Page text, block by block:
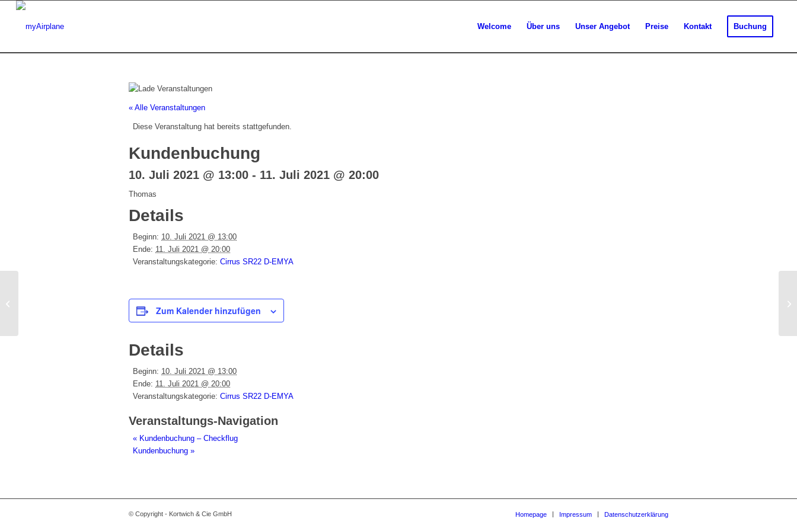
Welcome Über uns Unser Angebot Preise Kontakt Buchung
« Alle Veranstaltungen
Diese Veranstaltung hat bereits stattgefunden.
Kundenbuchung
10. Juli 2021 @ 13:00 - 11. Juli 2021 @ 20:00
Thomas
Details
Beginn: 10. Juli 2021 @ 13:00
Ende: 11. Juli 2021 @ 20:00
Veranstaltungskategorie: Cirrus SR22 D-EMYA
Zum Kalender hinzufügen
Details
Beginn: 10. Juli 2021 @ 13:00
Ende: 11. Juli 2021 @ 20:00
Veranstaltungskategorie: Cirrus SR22 D-EMYA
Veranstaltungs-Navigation
« Kundenbuchung – Checkflug
Kundenbuchung »
© Copyright - Kortwich & Cie GmbH Homepage Impressum Datenschutzerklärung